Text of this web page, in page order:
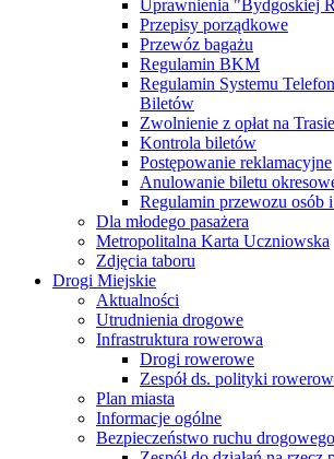
Uprawnienia "Bydgoskiej
Przepisy porządkowe
Przewóz bagażu
Regulamin BKM
Regulamin Systemu
Biletów
Zwolnienie z opłat na
Kontrola biletów
Postępowanie reklamacyjne
Anulowanie biletu
Regulamin przewozu osób
Dla młodego pasażera
Metropolitalna Karta Uczniowska
Zdjęcia taboru
Drogi Miejskie
Aktualności
Utrudnienia drogowe
Infrastruktura rowerowa
Drogi rowerowe
Zespół ds. polityki
Plan miasta
Informacje ogólne
Bezpieczeństwo ruchu drogowego